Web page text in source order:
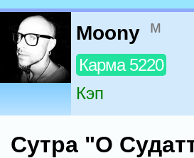
Moony м
Карма 5220
Кэп
Сутра "О